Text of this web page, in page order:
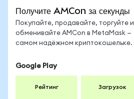
Получите AMCon за секунды
Покупайте, продавайте, торгуйте и
обменивайте AMCon в MetaMask —
самом надёжном криптокошельке.
Google Play
Рейтинг Загрузок